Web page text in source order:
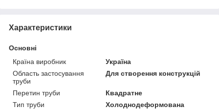
Характеристики
Основні
Країна виробник
Україна
Область застосування
труби
Для створення конструкцій
Перетин труби
Квадратне
Тип труби
Холоднодеформована